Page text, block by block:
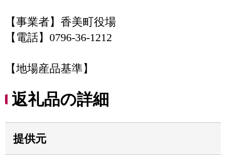
【事業者】香美町役場
【電話】0796-36-1212
【地場産品基準】
返礼品の詳細
提供元